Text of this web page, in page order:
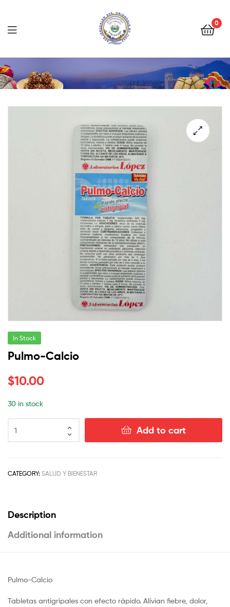
Tienda
Salvadoreña
Online
0
Salvadoreña
Online
In Stock
Pulmo-Calcio
$10.00
30 in stock
Add to cart
CATEGORY: SALUD Y BIENESTAR
Description
Additional information
Pulmo-Calcio
Tabletas antigripales con efecto rápido. Alivian fiebre, dolor,